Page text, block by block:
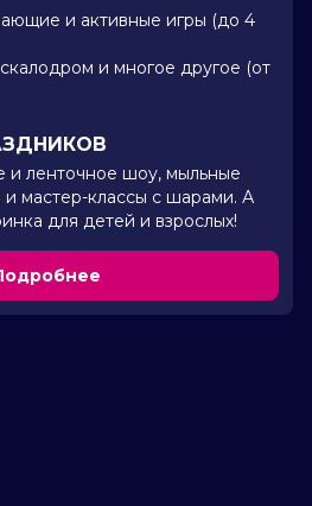
и активные игры (до 4
и многое другое (от
и ленточное шоу, мыльные
и мастер-классы с шарами. А
для детей и взрослых!